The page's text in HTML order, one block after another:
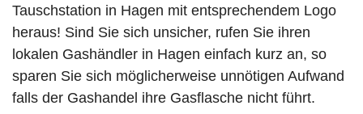
Tauschstation in Hagen mit entsprechendem Logo
heraus! Sind Sie sich unsicher, rufen Sie ihren
lokalen Gashändler in Hagen einfach kurz an, so
sparen Sie sich möglicherweise unnötigen Aufwand
falls der Gashandel ihre Gasflasche nicht führt.